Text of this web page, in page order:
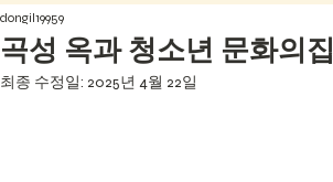
곡성 옥과 청소년 문화의집
dongil19959
최종 수정일: 2025년 4월 22일